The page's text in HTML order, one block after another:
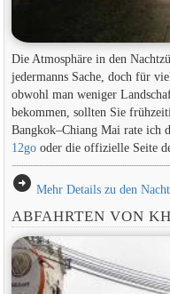
Die Atmosphäre in den
jedermanns Sache, doch für
obwohl man weniger
bekommen, sollten Sie
Bangkok–Chiang Mai rate ich
12gooder die offizielle Seite
arrow_circle_right Mehr Details zu den
ABFAHRTEN VON